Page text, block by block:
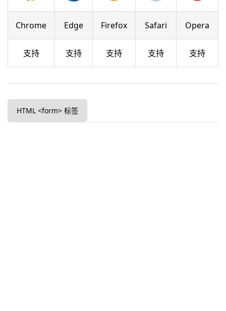
Chrome Edge Firefox Safari Opera
支持 支持 支持 支持 支持
HTML <form> 标签